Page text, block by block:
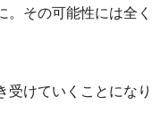
その可能性には全く
けていくことになり